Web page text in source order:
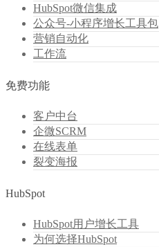
HubSpot微信集成
公众号-小程序增长工具包
营销自动化
工作流
免费功能
客户中台
企微SCRM
在线表单
裂变海报
HubSpot
HubSpot用户增长工具
为何选择HubSpot